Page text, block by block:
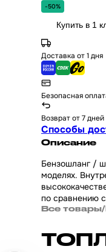
-50%
Купить в 1
Доставка от 1 дня
Безопасная
Возврат от 7 дней
Способы
Описание
Бензошланг /
моделях.
по сравнению
Все товары/